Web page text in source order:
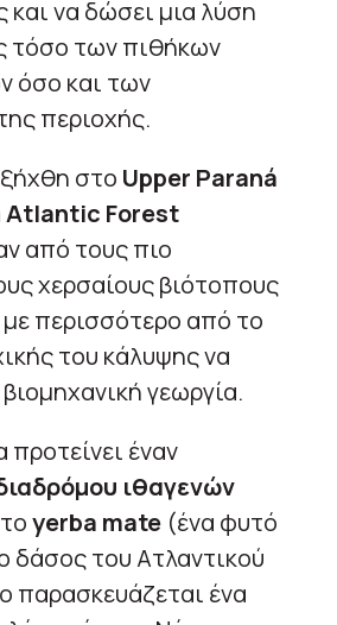
να δώσει μια λύση
τόσο των πιθήκων
όσο και των
περιοχής.
στο Upper Paraná
Atlantic Forest
από τους πιο
χερσαίους βιότοπους
περισσότερο από το
του κάλυψης να
γεωργία.
προτείνει έναν
ιθαγενών
yerba mate (ένα φυτό
δάσος του Ατλαντικού
παρασκευάζεται ένα